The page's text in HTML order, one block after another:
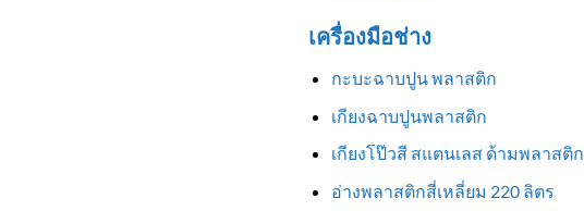
เครื่องมือช่าง
กะบะฉาบปูน พลาสติก
เกียงฉาบปูนพลาสติก
เกียงโป๊วสี สแตนเลส ด้ามพลาสติก
อ่างพลาสติกสี่เหลี่ยม 220 ลิตร